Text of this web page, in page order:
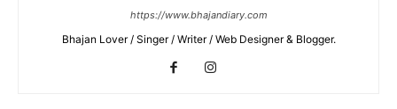
https://www.bhajandiary.com
Bhajan Lover / Singer / Writer / Web Designer & Blogger.